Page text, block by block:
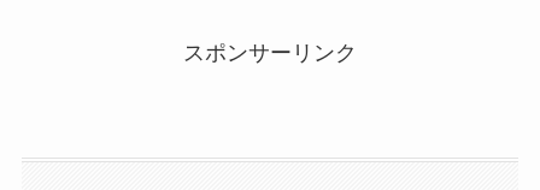
スポンサーリンク